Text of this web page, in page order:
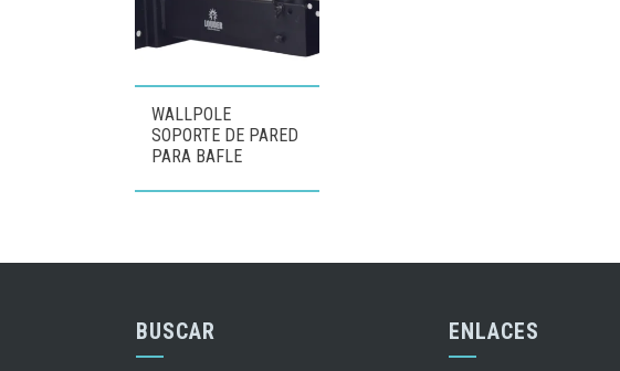
WALLPOLE
SOPORTE DE PARED
PARA BAFLE
BUSCAR ENLACES